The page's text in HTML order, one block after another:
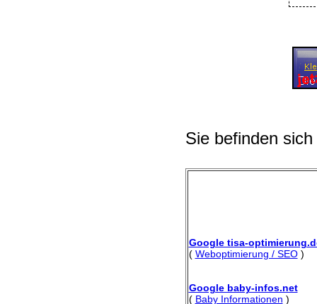
Sie befinden
Google tisa-
( Weboptimierung / SEO)
Google baby-infos.net
( Baby Informationen )